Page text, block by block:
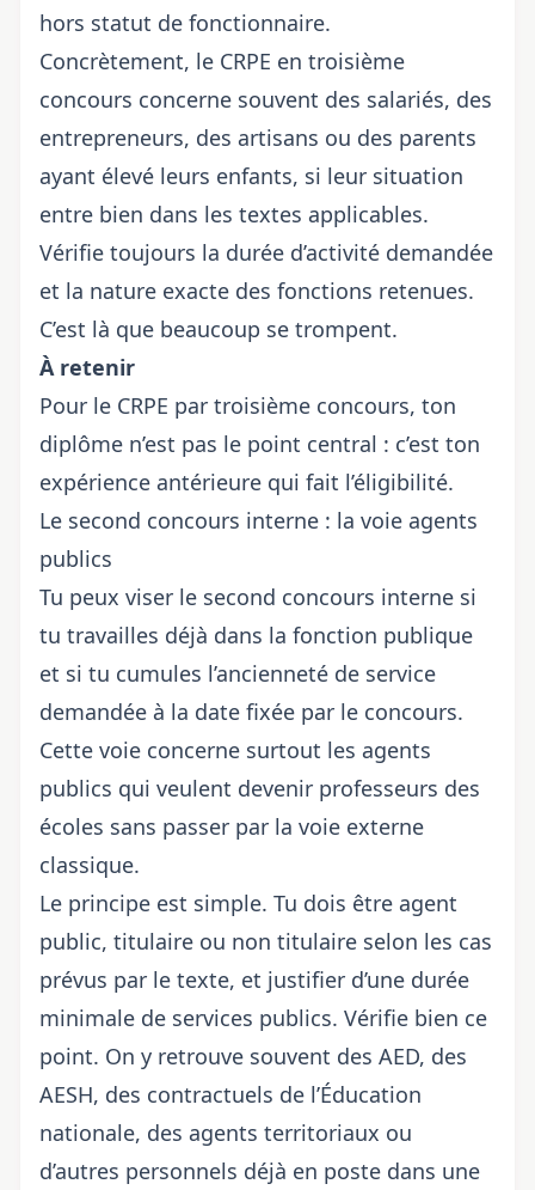
hors statut de fonctionnaire.
Concrètement, le CRPE en troisième
concours concerne souvent des salariés, des
entrepreneurs, des artisans ou des parents
ayant élevé leurs enfants, si leur situation
entre bien dans les textes applicables.
Vérifie toujours la durée d’activité demandée
et la nature exacte des fonctions retenues.
C’est là que beaucoup se trompent.
À retenir
Pour le CRPE par troisième concours, ton
diplôme n’est pas le point central : c’est ton
expérience antérieure qui fait l’éligibilité.
Le second concours interne : la voie agents
publics
Tu peux viser le second concours interne si
tu travailles déjà dans la fonction publique
et si tu cumules l’ancienneté de service
demandée à la date fixée par le concours.
Cette voie concerne surtout les agents
publics qui veulent devenir professeurs des
écoles sans passer par la voie externe
classique.
Le principe est simple. Tu dois être agent
public, titulaire ou non titulaire selon les cas
prévus par le texte, et justifier d’une durée
minimale de services publics. Vérifie bien ce
point. On y retrouve souvent des AED, des
AESH, des contractuels de l’Éducation
nationale, des agents territoriaux ou
d’autres personnels déjà en poste dans une